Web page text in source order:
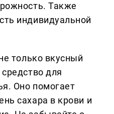
Также
индивидуальной
только вкусный
для
Оно помогает
сахара в крови и